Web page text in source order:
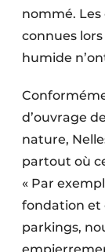
nommé. Les
connues
humide
d’ouvrage
nature,
partout où
« Par
fondation et
parkings,